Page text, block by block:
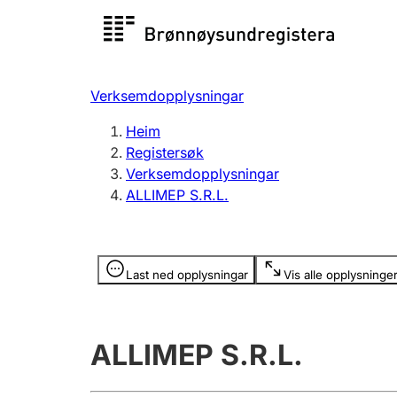
Registersøk
Registrere, endre, slette
Verksemdopplysningar
Heim
Registersøk
Verksemdopplysningar
ALLIMEP S.R.L.
Last ned opplysningar Vis alle opplysninger
Opplysninger er skjult
ALLIMEP S.R.L.